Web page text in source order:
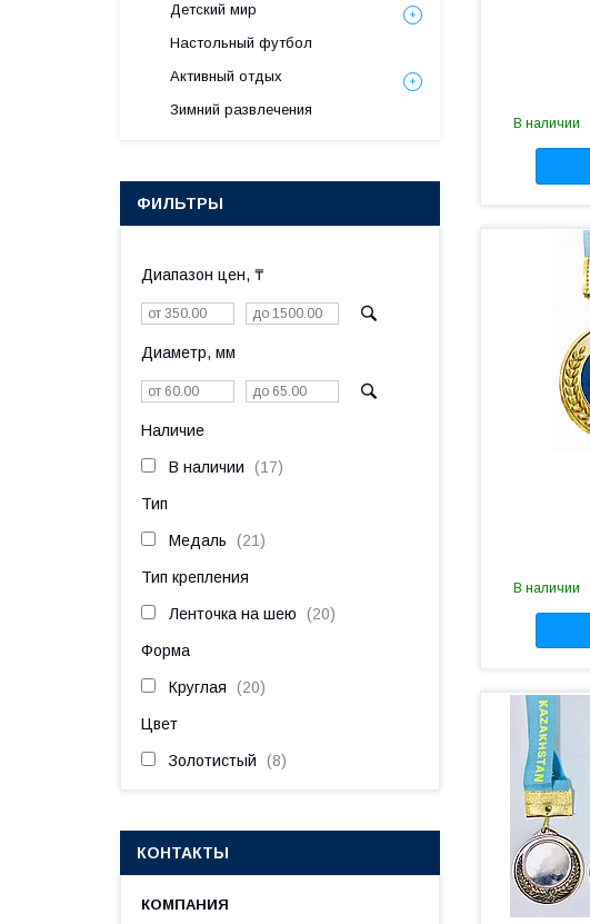
В наличии
В наличии
Детский мир
Настольный футбол
Активный отдых
Зимний развлечения
ФИЛЬТРЫ
Диапазон цен, ₸
Диаметр, мм
Наличие
В наличии 17
Тип
Медаль 21
Тип крепления
Ленточка на шею 20
Форма
Круглая 20
Цвет
Золотистый 8
КОНТАКТЫ